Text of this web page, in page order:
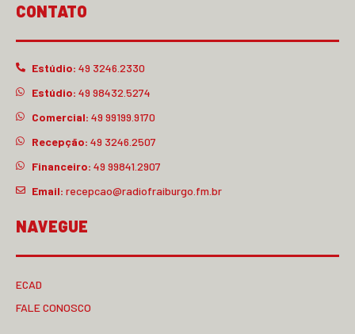
CONTATO
Estúdio: 49 3246.2330
Estúdio: 49 98432.5274
Comercial: 49 99199.9170
Recepção: 49 3246.2507
Financeiro: 49 99841.2907
Email: recepcao@radiofraiburgo.fm.br
NAVEGUE
ECAD
FALE CONOSCO